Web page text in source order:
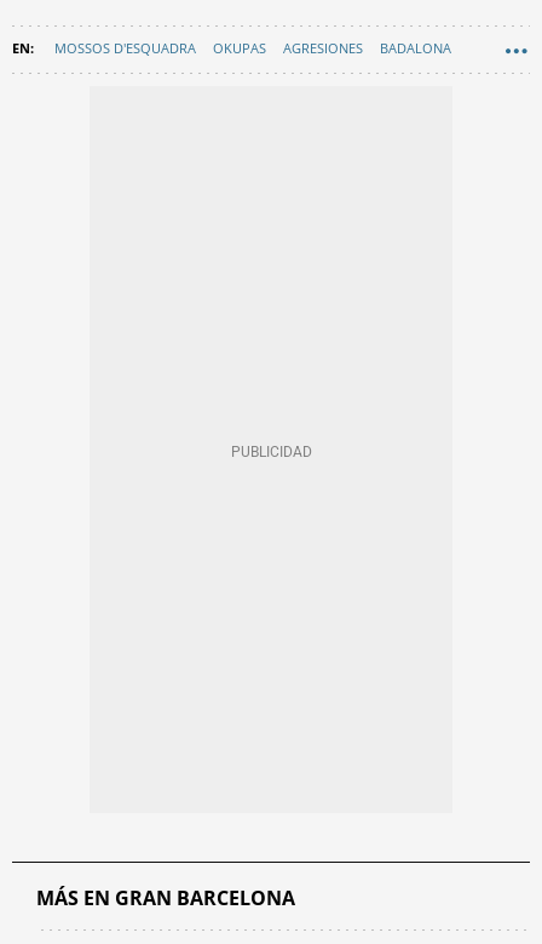
MOSSOS D'ESQUADRA OKUPAS AGRESIONES BADALONA
MÁS EN GRAN BARCELONA